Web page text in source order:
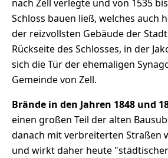
nach Zell verlegte und von 1535
Schloss bauen ließ, welches auch
der reizvollsten Gebäude der
Rückseite des Schlosses, in der
sich die Tür der ehemaligen
Gemeinde von Zell.
Brände in den Jahren 1848 und
einen großen Teil der alten
danach mit verbreiterten Straßen
und wirkt daher heute